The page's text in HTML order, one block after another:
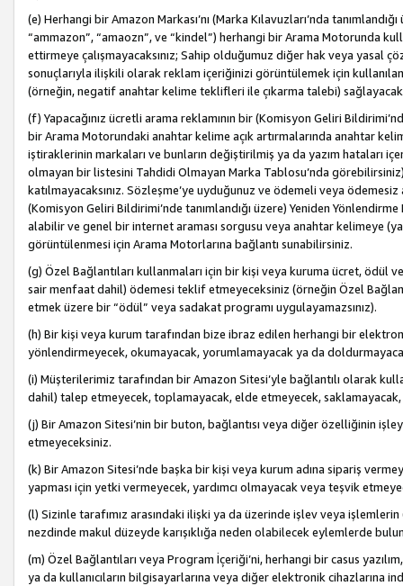
(e) Herhangi bir Amazon Markası’nı (Marka Kılavuzları’nda
“ammazon”, “amaozn”, ve “kindel”) herhangi bir Arama Motorunda
ettirmeye çalışmayacaksınız; Sahip olduğumuz diğer hak veya yasal
sonuçlarıyla ilişkili olarak reklam içeriğinizi görüntülemek için
(örneğin, negatif anahtar kelime teklifleri ile çıkarma talebi)
(f) Yapacağınız ücretli arama reklamının bir (Komisyon Geliri
bir Arama Motorundaki anahtar kelime açık artırmalarında anahtar
iştiraklerinin markaları ve bunların değiştirilmiş ya da yazım hataları
olmayan bir listesini Tahdidi Olmayan Marka Tablosu’nda
katılmayacaksınız. Sözleşme’ye uyduğunuz ve ödemeli veya
(Komisyon Geliri Bildirimi’nde tanımlandığı üzere) Yeniden
alabilir ve genel bir internet araması sorgusu veya anahtar kelimeye
görüntülenmesi için Arama Motorlarına bağlantı sunabilirsiniz.
(g) Özel Bağlantıları kullanmaları için bir kişi veya kuruma ücret, ödül
sair menfaat dahil) ödemesi teklif etmeyeceksiniz (örneğin Özel
etmek üzere bir “ödül” veya sadakat programı uygulayamazsınız).
(h) Bir kişi veya kurum tarafından bize ibraz edilen herhangi bir
yönlendirmeyecek, okumayacak, yorumlamayacak ya da
(i) Müşterilerimiz tarafından bir Amazon Sitesi’yle bağlantılı olarak
dahil) talep etmeyecek, toplamayacak, elde etmeyecek,
(j) Bir Amazon Sitesi’nin bir buton, bağlantısı veya diğer özelliğinin
etmeyeceksiniz.
(k) Bir Amazon Sitesi’nde başka bir kişi veya kurum adına sipariş
yapması için yetki vermeyecek, yardımcı olmayacak veya teşvik
(l) Sizinle tarafımız arasındaki ilişki ya da üzerinde işlev veya
nezdinde makul düzeyde karışıklığa neden olabilecek eylemlerde
(m) Özel Bağlantıları veya Program İçeriği’ni, herhangi bir casus
ya da kullanıcıların bilgisayarlarına veya diğer elektronik